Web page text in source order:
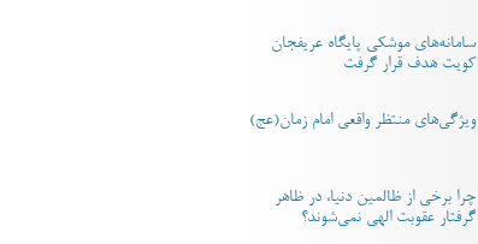
سامانه‌های موشکی پایگاه عریفجان
کویت هدف قرار گرفت
ویژگی‌های منتظر واقعی امام زمان(عج)
چرا برخی از ظالمین دنیا، در ظاهر
گرفتار عقوبت الهی نمی‌شوند؟